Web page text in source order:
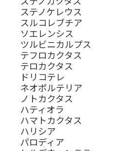
ステノケレウス
スルコレブチア
ソエレンシス
ツルビニカルプス
テフロカクタス
テロカクタス
ドリコテレ
ネオポルテリア
ノトカクタス
ハティオラ
ハマトカクタス
ハリシア
パロディア